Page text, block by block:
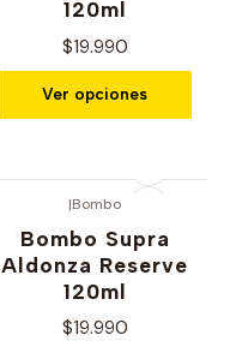
120ml
$19.990
Ver opciones
|Bombo
Bombo Supra
Aldonza Reserve
120ml
$19.990